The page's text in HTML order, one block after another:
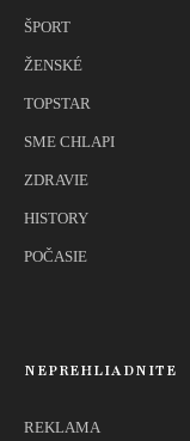
ŠPORT
ŽENSKÉ
TOPSTAR
SME CHLAPI
ZDRAVIE
HISTORY
POČASIE
NEPREHLIADNITE
REKLAMA